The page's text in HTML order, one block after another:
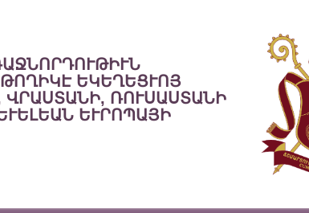
ԵԿԵՂԵՑՒՈՅ
ՎՐԱՍՏԱՆԻ, ՌՈՒՍԱՍՏԱՆԻ
ԵՒՐՈՊԱՅԻ